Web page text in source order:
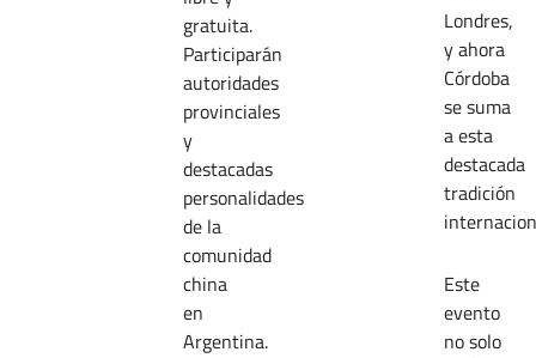
gratuita.
Participarán
autoridades
provinciales
y
destacadas
personalidades
de la
comunidad
china
en
Argentina.
Londres,
y ahora
Córdoba
se suma
a esta
destacada
tradición
Este
evento
no solo